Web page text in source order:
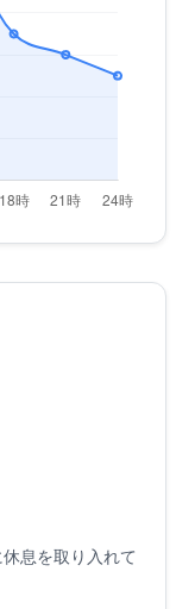
息を取り入れて